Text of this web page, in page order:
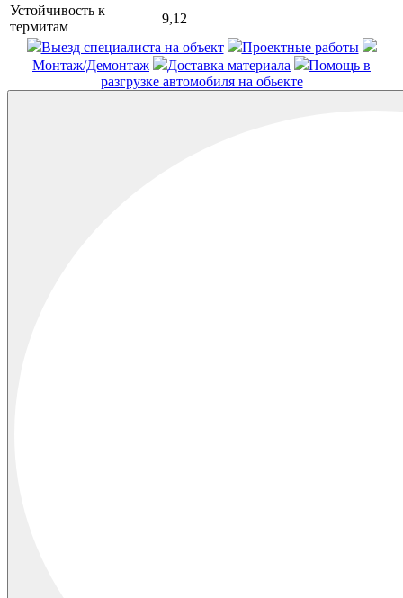
Устойчивость к
термитам
9,12
Выезд специалиста на объект
Проектные работы
Монтаж/Демонтаж
Доставка материала
Помощь в
разгрузке автомобиля на обьекте